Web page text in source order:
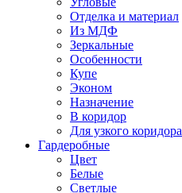
Отделка и материал
Из МДФ
Зеркальные
Особенности
Купе
Эконом
Назначение
В коридор
Для узкого коридора
Гардеробные
Цвет
Белые
Светлые